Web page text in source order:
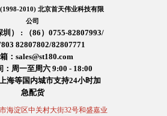
2010) 北京首天伟业科技有限
公司
圳） : （86）0755-82807993/
82807802/82807771
：sales@st180.com
：周一至周六 9:00 - 18:00
海等国内城市支持24小时加
急配货
海淀区中关村大街32号和盛嘉业